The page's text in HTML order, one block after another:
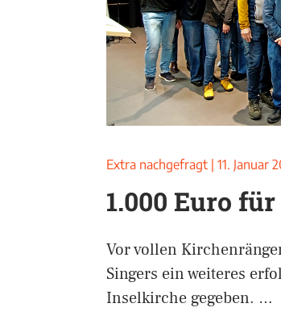
Extra nachgefragt 11. Januar
1.000 Euro
Vor vollen
Singers ein weiteres
Inselkirche gegeben. …